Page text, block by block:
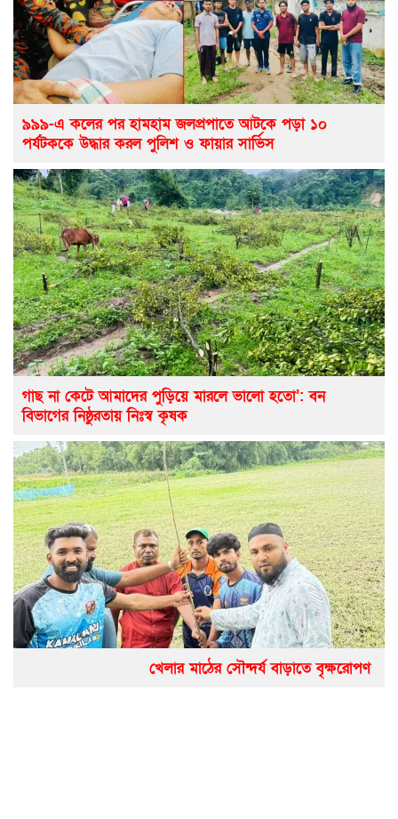
৯৯৯-এ কলের পর হামহাম জলপ্রপাতে আটকে পড়া ১০
পর্যটককে উদ্ধার করল পুলিশ ও ফায়ার সার্ভিস
গাছ না কেটে আমাদের পুড়িয়ে মারলে ভালো হতো’: বন
বিভাগের নিষ্ঠুরতায় নিঃস্ব কৃষক
খেলার মাঠের সৌন্দর্য বাড়াতে বৃক্ষরোপণ